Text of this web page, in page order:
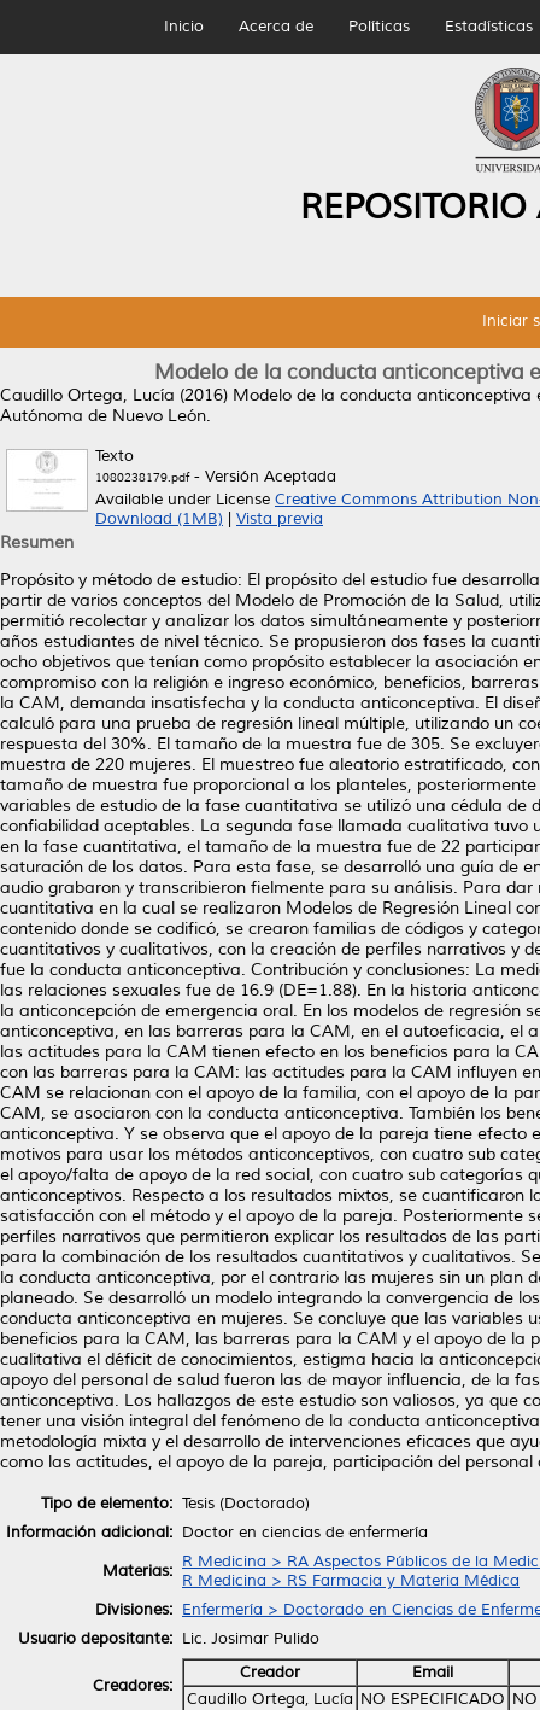
Inicio Acerca de Políticas Estadísticas
Iniciar
Modelo de la conducta anticonceptiva
Caudillo Ortega, Lucía (2016) Modelo de la conducta
Autónoma de Nuevo León.
Texto
1080238179.pdf- Versión Aceptada
Available under License Creative Commons Attribution
Download (1MB)
Vista previa
Resumen
Propósito y método de estudio: El propósito del estudio fue
partir de varios conceptos del Modelo de Promoción de la Salud,
permitió recolectar y analizar los datos simultáneamente y
años estudiantes de nivel técnico. Se propusieron dos fases la
ocho objetivos que tenían como propósito establecer la asociación
compromiso con la religión e ingreso económico, beneficios,
la CAM, demanda insatisfecha y la conducta anticonceptiva. El
calculó para una prueba de regresión lineal múltiple, utilizando un
respuesta del 30%. El tamaño de la muestra fue de 305. Se
muestra de 220 mujeres. El muestreo fue aleatorio estratificado,
tamaño de muestra fue proporcional a los planteles,
variables de estudio de la fase cuantitativa se utilizó una cédula de
confiabilidad aceptables. La segunda fase llamada cualitativa tuvo
en la fase cuantitativa, el tamaño de la muestra fue de 22
saturación de los datos. Para esta fase, se desarrolló una guía de
audio grabaron y transcribieron fielmente para su análisis. Para
cuantitativa en la cual se realizaron Modelos de Regresión Lineal
contenido donde se codificó, se crearon familias de códigos y
cuantitativos y cualitativos, con la creación de perfiles narrativos y
fue la conducta anticonceptiva. Contribución y conclusiones: La
las relaciones sexuales fue de 16.9 (DE=1.88). En la historia
la anticoncepción de emergencia oral. En los modelos de regresión
anticonceptiva, en las barreras para la CAM, en el autoeficacia, el
las actitudes para la CAM tienen efecto en los beneficios para la
con las barreras para la CAM: las actitudes para la CAM influyen
CAM se relacionan con el apoyo de la familia, con el apoyo de la
CAM, se asociaron con la conducta anticonceptiva. También los
anticonceptiva. Y se observa que el apoyo de la pareja tiene
motivos para usar los métodos anticonceptivos, con cuatro sub
el apoyo/falta de apoyo de la red social, con cuatro sub categorías
anticonceptivos. Respecto a los resultados mixtos, se
satisfacción con el método y el apoyo de la pareja. Posteriormente
perfiles narrativos que permitieron explicar los resultados de las
para la combinación de los resultados cuantitativos y cualitativos.
la conducta anticonceptiva, por el contrario las mujeres sin un
planeado. Se desarrolló un modelo integrando la convergencia de
conducta anticonceptiva en mujeres. Se concluye que las
beneficios para la CAM, las barreras para la CAM y el apoyo de
cualitativa el déficit de conocimientos, estigma hacia la
apoyo del personal de salud fueron las de mayor influencia, de la
anticonceptiva. Los hallazgos de este estudio son valiosos, ya que
tener una visión integral del fenómeno de la conducta
metodología mixta y el desarrollo de intervenciones eficaces que
como las actitudes, el apoyo de la pareja, participación del
Tipo de elemento: Tesis (Doctorado)
Información adicional: Doctor en ciencias de enfermería
Materias: R Medicina > RA Aspectos Públicos de la
R Medicina > RS Farmacia y Materia Médica
Divisiones: Enfermería > Doctorado en Ciencias de
Usuario depositante: Lic. Josimar Pulido
Creadores:
Creador
Email
Caudillo Ortega, Lucía NO ESPECIFICADO